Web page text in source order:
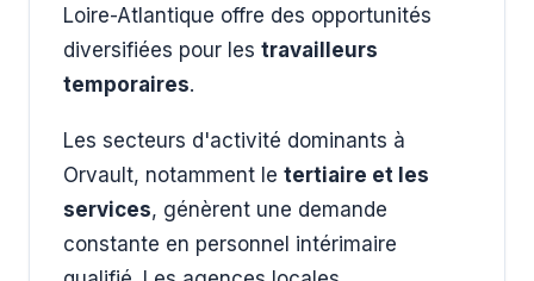
Loire-Atlantique offre des opportunités
diversifiées pour les travailleurs
temporaires.
Les secteurs d'activité dominants à
Orvault, notamment le tertiaire et les
services, génèrent une demande
constante en personnel intérimaire